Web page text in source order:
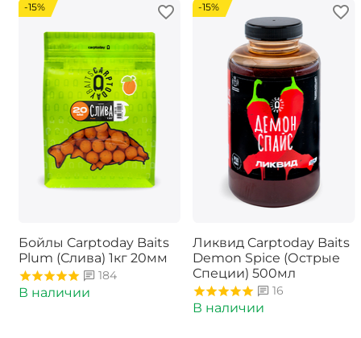
-15%
Бойлы Carptoday Baits
Plum (Слива) 1кг 20мм
184
В наличии
-15%
Ликвид Carptoday Baits
Demon Spice (Острые
Специи) 500мл
16
В наличии